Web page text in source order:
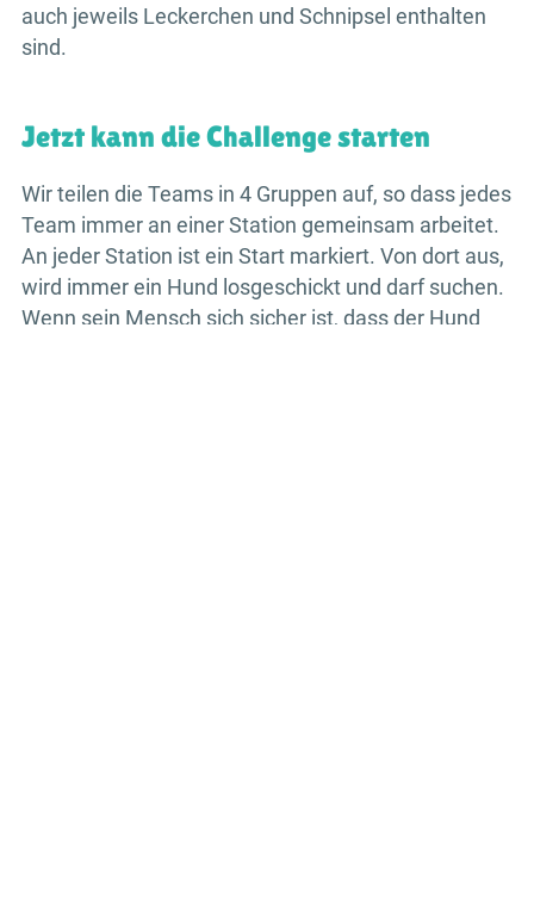
auch jeweils Leckerchen und Schnipsel enthalten
sind.
Jetzt kann die Challenge starten
Wir teilen die Teams in 4 Gruppen auf, so dass jedes
Team immer an einer Station gemeinsam arbeitet.
An jeder Station ist ein Start markiert. Von dort aus,
wird immer ein Hund losgeschickt und darf suchen.
Wenn sein Mensch sich sicher ist, dass der Hund